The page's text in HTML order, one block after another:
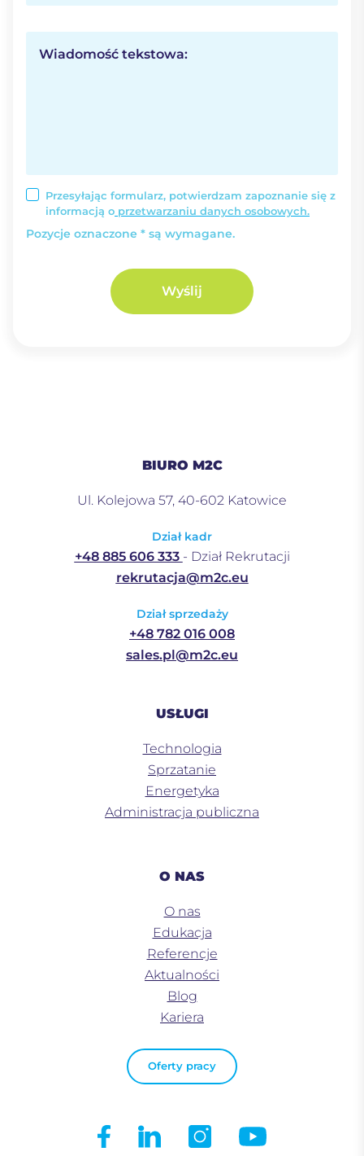
Wiadomość tekstowa:
Przesyłając formularz, potwierdzam zapoznanie się z
informacją o przetwarzaniu danych osobowych.
Pozycje oznaczone * są wymagane.
Wyślij
BIURO M2C
Ul. Kolejowa 57, 40-602 Katowice
Dział kadr
+48 885 606 333 - Dział Rekrutacji
rekrutacja@m2c.eu
Dział sprzedaży
+48 782 016 008
sales.pl@m2c.eu
USŁUGI
Technologia
Sprzatanie
Energetyka
Administracja publiczna
O NAS
O nas
Edukacja
Referencje
Aktualności
Blog
Kariera
Oferty pracy